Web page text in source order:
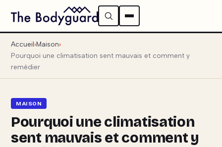
Accueil Maison
Pourquoi une climatisation sent mauvais et comment y
remédier
MAISON
Pourquoi une climatisation
sent mauvais et comment y